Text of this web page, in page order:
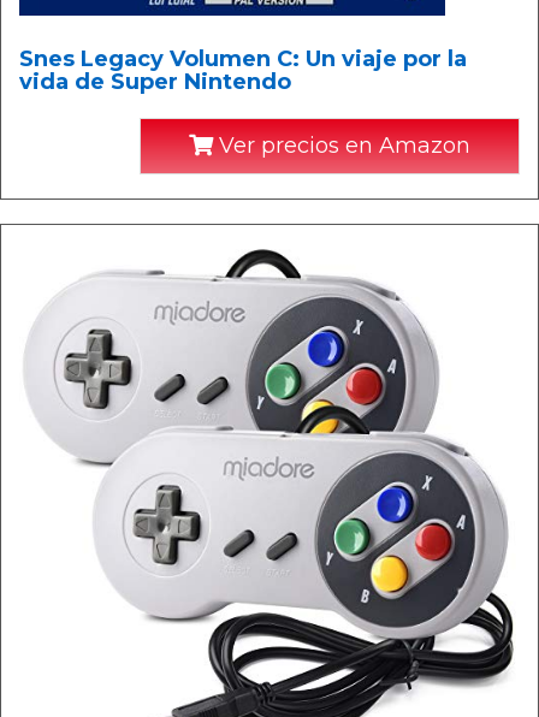
Snes Legacy Volumen C: Un viaje por la
vida de Super Nintendo
Ver precios en Amazon